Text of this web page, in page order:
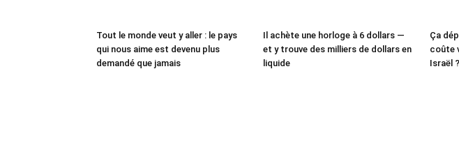
Tout le monde veut y aller : le pays
qui nous aime est devenu plus
demandé que jamais
Il achète une horloge à 6 dollars —
et y trouve des milliers de dollars en
liquide
Ça
coûte
Israël ?